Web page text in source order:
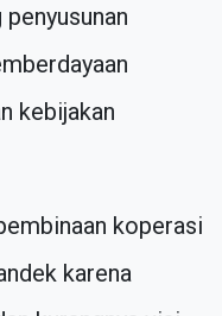
kebijakan
koperasi
karena